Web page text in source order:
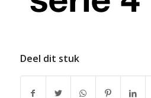
Deel dit stuk